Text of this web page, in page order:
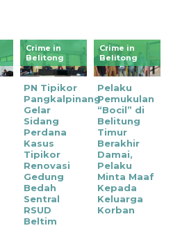
Crime in
Belitong
PN Tipikor
Pangkalpinang
Gelar
Sidang
Perdana
Kasus
Tipikor
Renovasi
Gedung
Bedah
Sentral
RSUD
Beltim
Crime in
Belitong
Pelaku
Pemukulan
“Bocil” di
Belitung
Timur
Berakhir
Damai,
Pelaku
Minta Maaf
Kepada
Keluarga
Korban